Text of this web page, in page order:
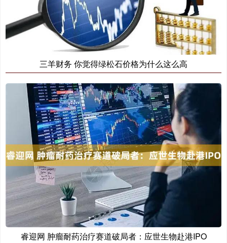
三羊财务 你觉得绿松石价格为什么这么高
睿迎网 肿瘤耐药治疗赛道破局者：应世生物赴港IPO